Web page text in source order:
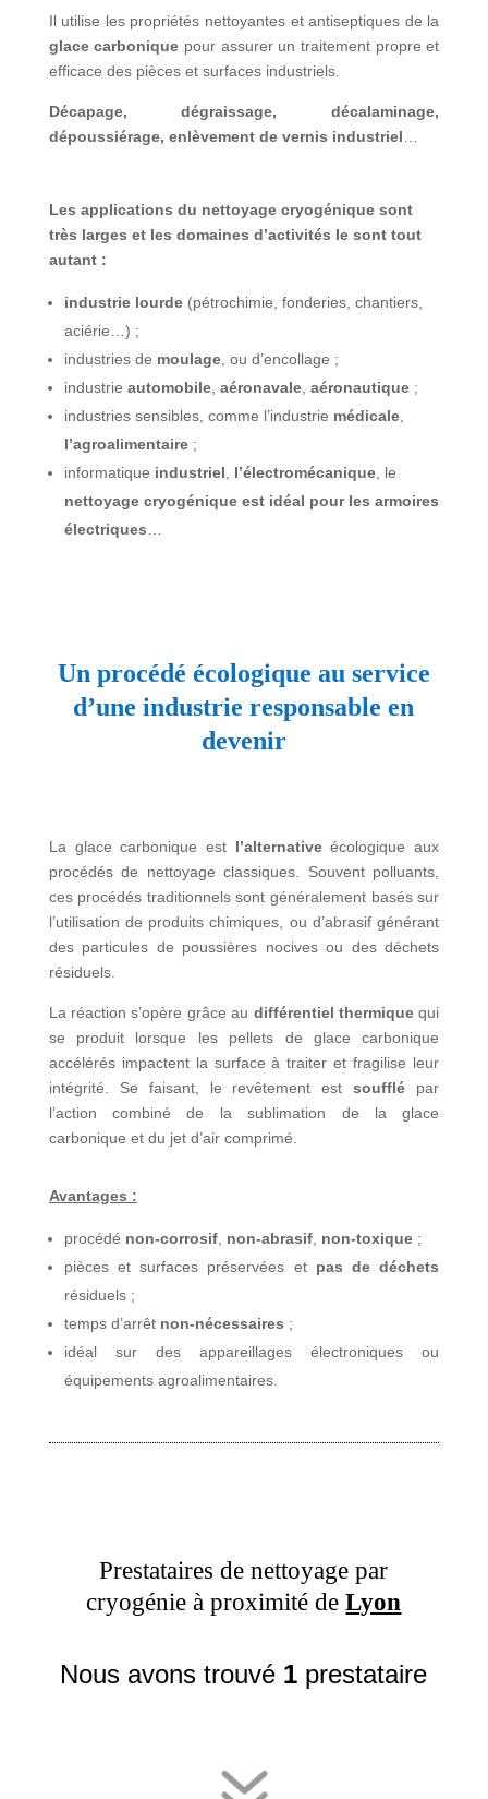
Il utilise les propriétés nettoyantes et antiseptiques de la
glace carbonique pour assurer un traitement propre et
efficace des pièces et surfaces industriels.
Décapage, dégraissage, décalaminage,
dépoussiérage, enlèvement de vernis industriel
Les applications du nettoyage cryogénique sont
très larges et les domaines d’activités le sont tout
autant :
industrie lourde(pétrochimie, fonderies, chantiers,
aciérie…) ;
industries de moulage, ou d’encollage ;
industrie automobile, aéronavale, aéronautique;
industries sensibles, comme l’industrie médicale,
l’agroalimentaire;
informatique industriel l’électromécanique, le
nettoyage cryogénique est idéal pour les armoires
électriques
Un procédé écologique au service
d’une industrie responsable en
devenir
La glace carbonique est l’alternativeécologique aux
procédés de nettoyage classiques. Souvent polluants,
ces procédés traditionnels sont généralement basés sur
l’utilisation de produits chimiques, ou d’abrasif générant
des particules de poussières nocives ou des déchets
résiduels.
La réaction s’opère grâce au différentiel thermiquequi
se produit lorsque les pellets de glace carbonique
accélérés impactent la surface à traiter et fragilise leur
intégrité. Se faisant, le revêtement estsoufflé par
l’action combiné de la sublimation de la glace
carbonique et du jet d’air comprimé.
Avantages :
procédé non-corrosif, non-abrasif, non-toxique;
pièces et surfaces préservées et pas de déchets
résiduels ;
temps d’arrêt non-nécessaires ;
idéal sur des appareillages électroniques ou
équipements agroalimentaires.
Prestataires de nettoyage par
cryogénie à proximité deLyon
Nous avons trouvé 1 prestataire